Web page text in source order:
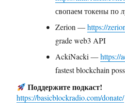
свопаем токены по
Zerion —https://
grade web3 API
AckiNacki —https://
fastest blockchain
Поддержите подкаст!
https://basicblockradio.com/donate/